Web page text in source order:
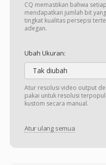
CQ memastikan bahwa
mendapatkan jumlah bit
tingkat kualitas persepsi
adegan.
Ubah Ukuran:
Tak diubah
Atur resolusi video output
pakai untuk resolusi
kustom secara manual.
Atur ulang semua